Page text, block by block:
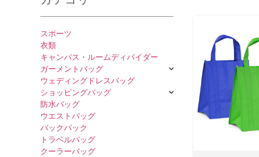
スポーツ
衣類
キャンバス・ルームディバイダー
ガーメントバッグ
ウェディングドレスバッグ
ショッピングバッグ
防水バッグ
ウエストバッグ
バックパック
トラベルバッグ
クーラーバッグ